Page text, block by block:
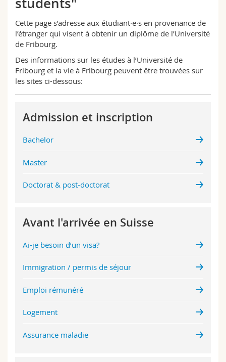
Sciences et médecine
Interfacultaire
Collaborateurs
Doctorants
Webmail
Programme des cours
MyUnifr
Cette page s’adresse aux étudiant·e·s en provenance de
l’étranger qui visent à obtenir un diplôme de l’Université
de Fribourg.
Des informations sur les études à l’Université de
Fribourg et la vie à Fribourg peuvent être trouvées sur
les sites ci-dessous:
Admission et inscription
Bachelor
Master
Doctorat & post-doctorat
Avant l'arrivée en Suisse
Ai-je besoin d’un visa?
Immigration / permis de séjour
Emploi rémunéré
Logement
Assurance maladie